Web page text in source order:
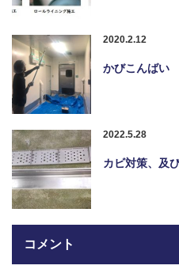
2020.2.12
かびこんばい
2022.5.28
カビ対策、及
コメント